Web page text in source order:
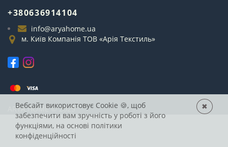
+380636914104
info@aryahome.ua
м. Київ Компанія ТОВ «Арія Текстиль»
ARYAHOME © 2025
Вебсайт використовує Cookie 🍪, щоб
забезпечити вам зручність у роботі з його
функціями, на основі політики
конфіденційності
✖